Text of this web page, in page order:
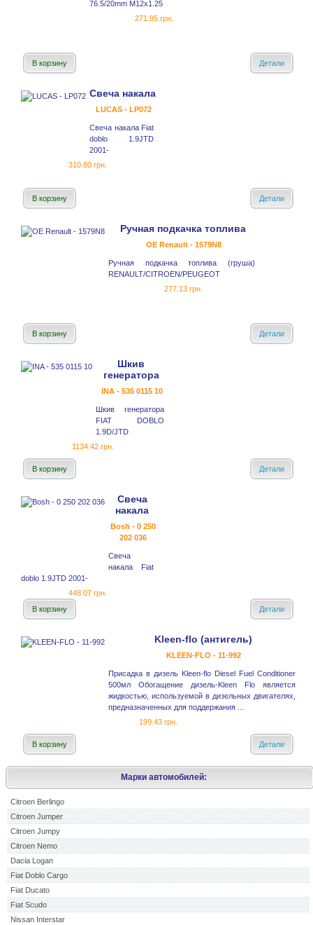
Марки автомобилей:
Citroen Berlingo
Citroen Jumper
Citroen Jumpy
Citroen Nemo
Dacia Logan
Fiat Doblo Cargo
Fiat Ducato
Fiat Scudo
Nissan Interstar
76.5/20mm M12x1.25
271.95 грн.
В корзину Детали
Свеча накала
LUCAS - LP072
Свеча накала Fiat
doblo 1.9JTD
2001-
310.80 грн.
В корзину Детали
Ручная подкачка топлива
OE Renault - 1579N8
Ручная подкачка топлива (груша)
RENAULT/CITROEN/PEUGEOT
277.13 грн.
В корзину Детали
Шкив
генератора
INA - 535 0115 10
Шкив генератора
FIAT DOBLO
1.9D/JTD
1134.42 грн.
В корзину Детали
Свеча
накала
Bosh - 0 250
202 036
Свеча
накала Fiat
doblo 1.9JTD 2001-
448.07 грн.
В корзину
Детали
Kleen-flo (антигель)
KLEEN-FLO - 11-992
Присадка в дизель Kleen-flo Diesel Fuel Conditioner
500мл Обогащение дизель-Kleen Flo является
жидкостью, используемой в дизельных двигателях,
предназначенных для поддержания ...
199.43 грн.
В корзину Детали